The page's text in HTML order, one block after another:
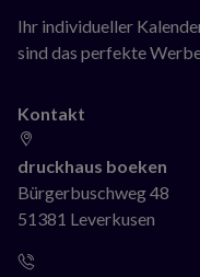
Ihr individueller
sind das perfekte
Kontakt
druckhaus boeken
Bürgerbuschweg 48
51381 Leverkusen